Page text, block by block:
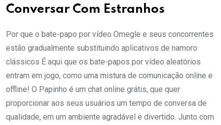
Conversar Com Estranhos
Por que o bate-papo por vídeo Omegle e seus concorrentes
estão gradualmente substituindo aplicativos de namoro
clássicos É aqui que os bate-papos por vídeo aleatórios
entram em jogo, como uma mistura de comunicação online e
offline! O Papinho é um chat online grátis, que quer
proporcionar aos seus usuários um tempo de conversa de
qualidade, em um ambiente agradável e divertido. Junto com